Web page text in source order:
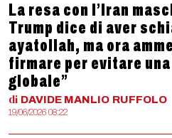
La resa con l’Iran
Trump dice di aver
ayatollah, ma ora
firmare per evitare
globale”
di DAVIDE MANLIO RUFFOLO
19/06/2026 08:22